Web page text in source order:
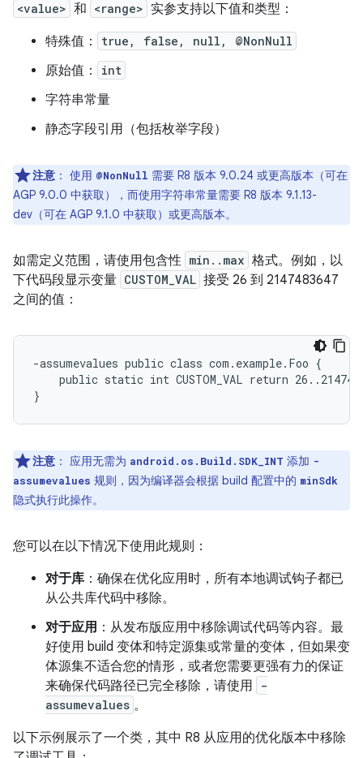
<value> 和 <range> 实参支持以下值和类型：
特殊值：
true, false, null, @NonNull
原始值： int
字符串常量
静态字段引用（包括枚举字段）
注意 ： 使用 @NonNull 需要 R8 版本 9.0.24 或更高版本（可在
AGP 9.0.0 中获取），而使用字符串常量需要 R8 版本 9.1.13-
dev（可在 AGP 9.1.0 中获取）或更高版本。
如需定义范围，请使用包含性 min..max 格式。例如，以
下代码段显示变量 CUSTOM_VAL 接受 26 到 2147483647
之间的值：
-assumevalues public class com.example.Foo {
public static int CUSTOM_VAL return
注意 ： 应用无需为 android.os.Build.SDK_INT 添加 -
assumevalues 规则，因为编译器会根据 build 配置中的 minSdk
隐式执行此操作。
您可以在以下情况下使用此规则：
对于库 ：确保在优化应用时，所有本地调试钩子都已
从公共库代码中移除。
对于应用 ：从发布版应用中移除调试代码等内容。最
好使用 build 变体和特定源集或常量的变体，但如果变
体源集不适合您的情形，或者您需要更强有力的保证
来确保代码路径已完全移除，请使用
-
assumevalues 。
以下示例展示了一个类，其中 R8 从应用的优化版本中移除